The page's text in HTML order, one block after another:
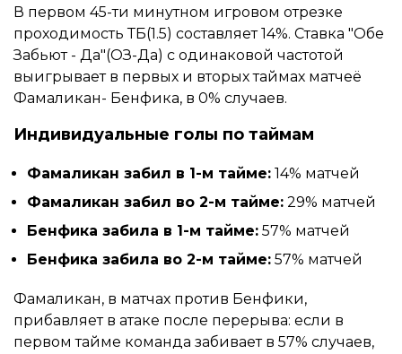
В первом 45-ти минутном игровом отрезке
проходимость ТБ(1.5) составляет 14%. Ставка "Обе
Забьют - Да"(ОЗ-Да) с одинаковой частотой
выигрывает в первых и вторых таймах матчеё
Фамаликан- Бенфика, в 0% случаев.
Индивидуальные голы по таймам
Фамаликан забил в 1-м тайме: 14% матчей
Фамаликан забил во 2-м тайме: 29% матчей
Бенфика забила в 1-м тайме: 57% матчей
Бенфика забила во 2-м тайме: 57% матчей
Фамаликан, в матчах против Бенфики,
прибавляет в атаке после перерыва: если в
первом тайме команда забивает в 57% случаев,